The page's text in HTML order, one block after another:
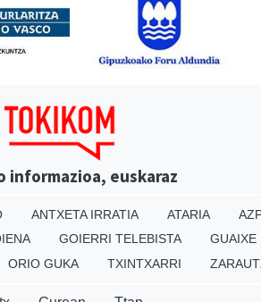
informazioa, euskaraz
ANTXETA IRRATIA ATARIA
GOIERRI TELEBISTA
GUAIXE
ORIO GUKA TXINTXARRI